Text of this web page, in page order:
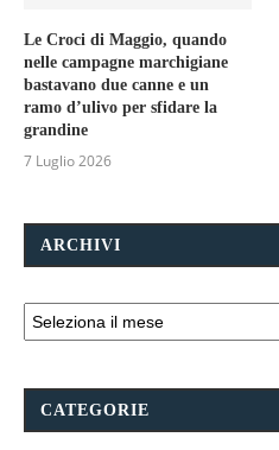
Le Croci di Maggio, quando
nelle campagne marchigiane
bastavano due canne e un
ramo d’ulivo per sfidare la
grandine
7 Luglio 2026
ARCHIVI
CATEGORIE